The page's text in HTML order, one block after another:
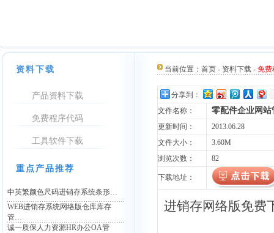
资料下载
产品资料下载
免费程序代码
工具软件下载
重点产品推荐
中英繁颜色尺码进销存系统条形…
WEB进销存系统网络版仓库库存
管…
诚一质保人力资源HR办公OA管
当前位置： 首页 - 资料下载 - 免费
分享到：
文件名称：
零配件企业网
更新时间：
2013.06.28
文件大小：
3.60M
浏览次数：
82
下载地址：
进销存网络版免费